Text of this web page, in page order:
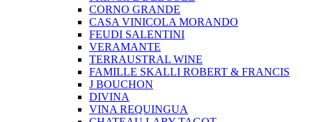
CORNO GRANDE
CASA VINICOLA MORANDO
FEUDI SALENTINI
VERAMANTE
TERRAUSTRAL WINE
FAMILLE SKALLI ROBERT & FRANCIS
J BOUCHON
DIVINA
VINA REQUINGUA